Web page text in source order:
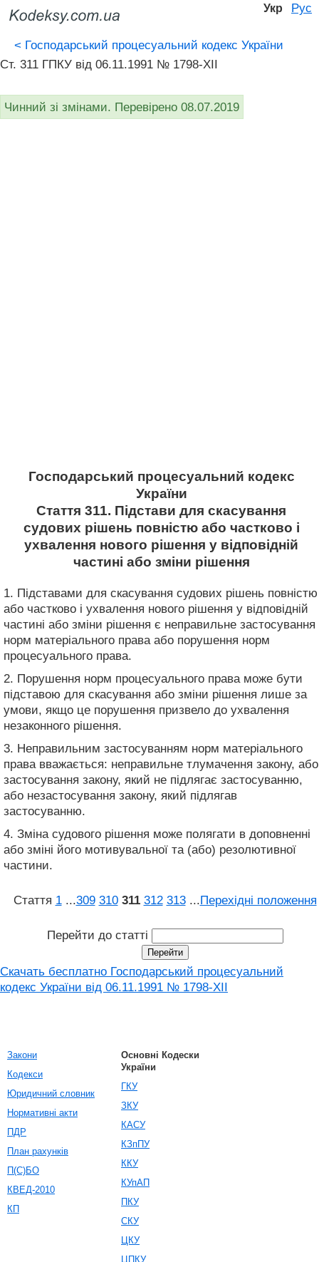
Укр Рус
< Господарський процесуальний кодекс України
Ст. 311 ГПКУ від 06.11.1991 № 1798-XII
Чинний зі змінами. Перевірено 08.07.2019
Господарський процесуальний кодекс
України
Стаття 311. Підстави для скасування
судових рішень повністю або частково і
ухвалення нового рішення у відповідній
частині або зміни рішення
1. Підставами для скасування судових рішень повністю
або частково і ухвалення нового рішення у відповідній
частині або зміни рішення є неправильне застосування
норм матеріального права або порушення норм
процесуального права.
2. Порушення норм процесуального права може бути
підставою для скасування або зміни рішення лише за
умови, якщо це порушення призвело до ухвалення
незаконного рішення.
3. Неправильним застосуванням норм матеріального
права вважається: неправильне тлумачення закону, або
застосування закону, який не підлягає застосуванню,
або незастосування закону, який підлягав
застосуванню.
4. Зміна судового рішення може полягати в доповненні
або зміні його мотивувальної та (або) резолютивної
частини.
Стаття 1 ...309 310 311 312 313 ...Перехідні положення
Перейти до статті
Скачать бесплатно Господарський процесуальний
кодекс України від 06.11.1991 № 1798-XII
Закони
Кодекси
Юридичний словник
Нормативні акти
ПДР
План рахунків
П(С)БО
КВЕД-2010
КП
Основні Кодески
України
ГКУ
ЗКУ
КАСУ
КЗпПУ
ККУ
КУпАП
ПКУ
СКУ
ЦКУ
ЦПКУ